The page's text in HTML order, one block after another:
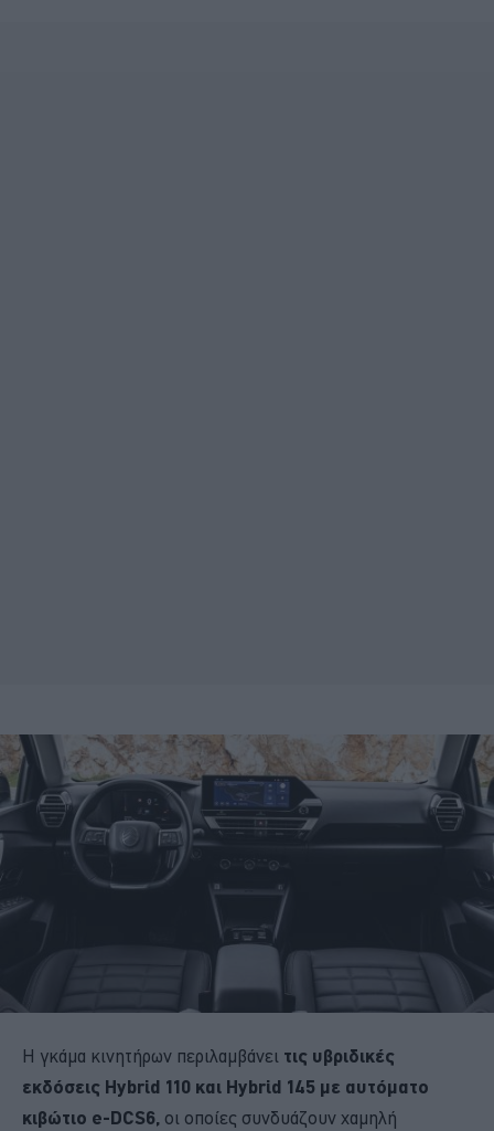
Η γκάμα κινητήρων περιλαμβάνει τις υβριδικές
εκδόσεις Hybrid 110 και Hybrid 145 με αυτόματο
κιβώτιο e-DCS6, οι οποίες συνδυάζουν χαμηλή